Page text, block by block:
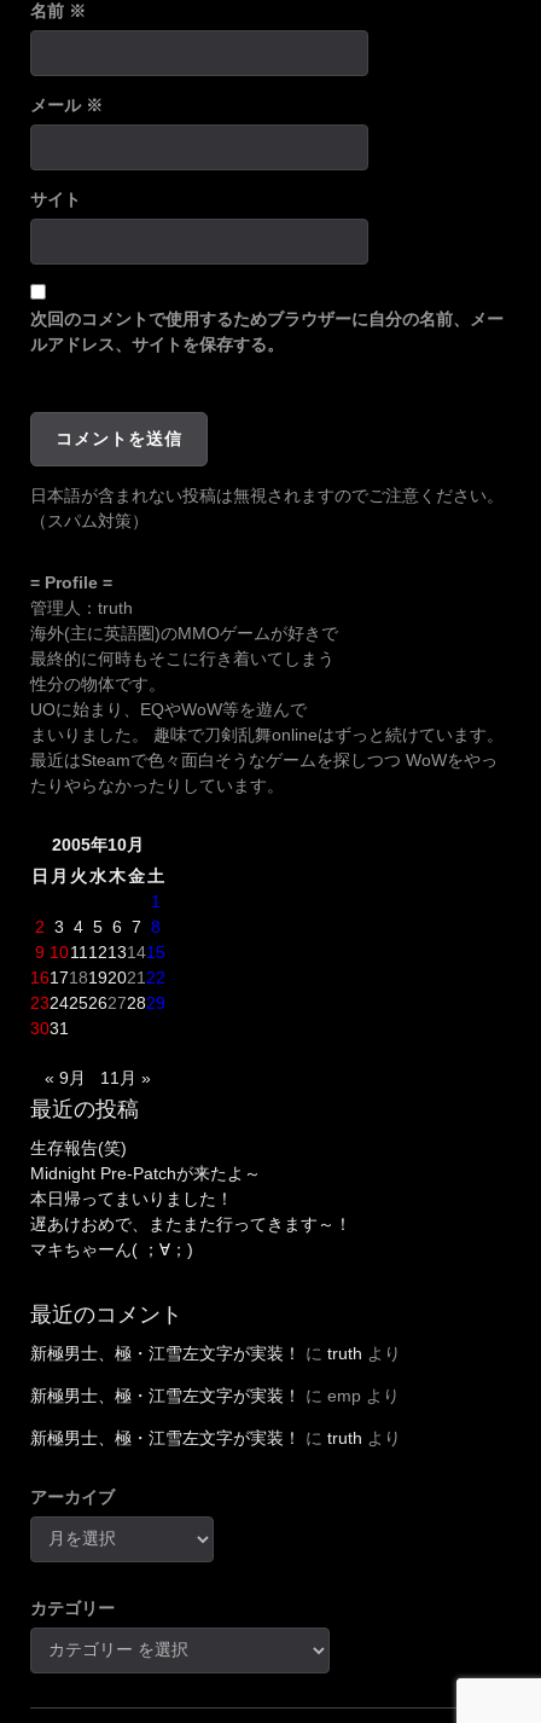
名前 ※
メール ※
サイト
次回のコメントで使用するためブラウザーに自分の名前、メー
ルアドレス、サイトを保存する。
日本語が含まれない投稿は無視されますのでご注意ください。
（スパム対策）
= Profile =
管理人：truth
海外(主に英語圏)のMMOゲームが好きで
最終的に何時もそこに行き着いてしまう
性分の物体です。
UOに始まり、EQやWoW等を遊んで
まいりました。 趣味で刀剣乱舞onlineはずっと続けています。
最近はSteamで色々面白そうなゲームを探しつつ WoWをやっ
たりやらなかったりしています。
2005年10月
日 月 火水木金土
1
2 3 4 5 6 7 8
9 101112131415
16171819202122
23242526272829
3031
« 9月 11月 »
最近の投稿
生存報告(笑)
Midnight Pre-Patchが来たよ～
本日帰ってまいりました！
遅あけおめで、またまた行ってきます～！
マキちゃーん( ；∀；)
最近のコメント
新極男士、極・江雪左文字が実装！ に truth より
新極男士、極・江雪左文字が実装！ に emp より
新極男士、極・江雪左文字が実装！ に truth より
アーカイブ
カテゴリー